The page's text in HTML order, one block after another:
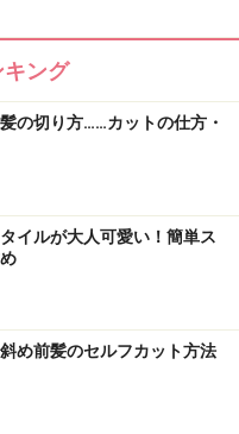
キング
の切り方……カットの仕方・
イルが大人可愛い！簡単ス
め前髪のセルフカット方法